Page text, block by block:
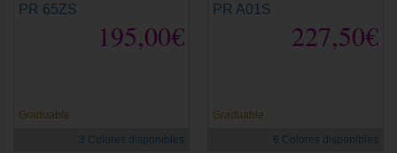
PR 65ZS
195,00€
Graduable
3 Colores disponibles
PR A01S
227,50€
Graduable
6 Colores disponibles